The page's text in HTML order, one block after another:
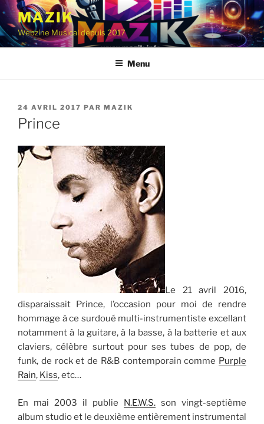
Aller
contenu
principal
MAZIK
Webzine Musical depuis 2017
Menu
PUBLIÉ
LE
24 AVRIL 2017 PAR MAZIK
Prince
Le 21 avril 2016,
disparaissait Prince, l’occasion pour moi de rendre
hommage à ce surdoué multi-instrumentiste excellant
notamment à la guitare, à la basse, à la batterie et aux
claviers, célèbre surtout pour ses tubes de pop, de
funk, de rock et de R&B contemporain comme Purple
Rain, Kiss, etc…
En mai 2003 il publie N.E.W.S. son vingt-septième
album studio et le deuxième entièrement instrumental